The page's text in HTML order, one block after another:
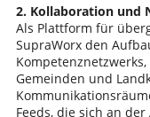
2. Kollaboration und
Als Plattform für
SupraWorx den
Gemeinden und
Feeds, die sich an